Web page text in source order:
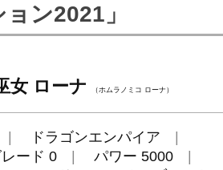
ン2021」
女 ローナ （ホムラノミコ ローナ）
ドラゴンエンパイア
レード 0
パワー 5000